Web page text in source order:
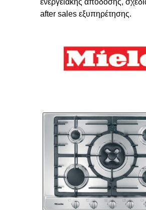
ενεργειακής απόδοσης,
after sales εξυπηρέτησης.